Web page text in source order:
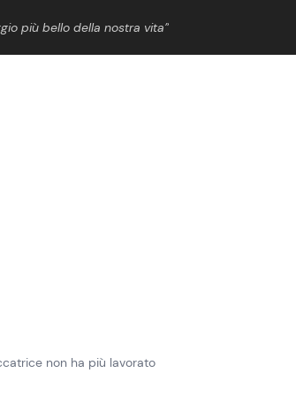
più bello della nostra vita”
non ha più lavorato